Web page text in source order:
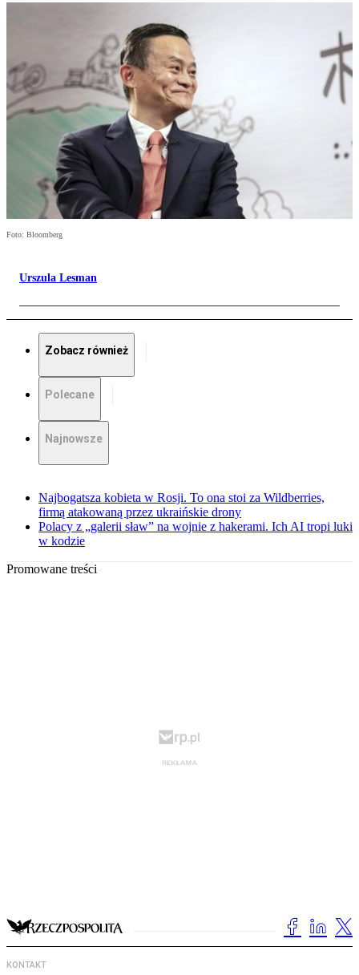
Foto: Bloomberg
Urszula Lesman
Zobacz również
Polecane
Najnowsze
Najbogatsza kobieta w Rosji. To ona stoi za Wildberries,
firmą atakowaną przez ukraińskie drony
Polacy z „galerii sław” na wojnie z hakerami. Ich AI tropi luki
w kodzie
Promowane treści
KONTAKT